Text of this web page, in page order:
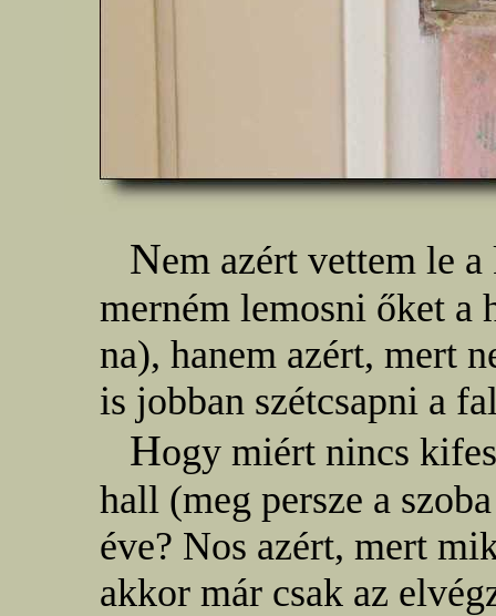
Nem azért vettem le
merném lemosni őket a
na), hanem azért, mert
is jobban szétcsapni a
Hogy miért nincs
hall (meg persze a
éve? Nos azért, mert
akkor már csak az